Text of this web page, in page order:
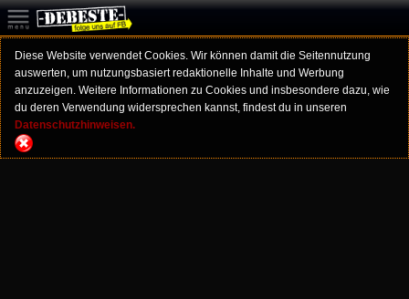
Diese Website verwendet Cookies. Wir können damit die Seitennutzung
auswerten, um nutzungsbasiert redaktionelle Inhalte und Werbung
anzuzeigen. Weitere Informationen zu Cookies und insbesondere dazu, wie
du deren Verwendung widersprechen kannst, findest du in unseren
Datenschutzhinweisen.